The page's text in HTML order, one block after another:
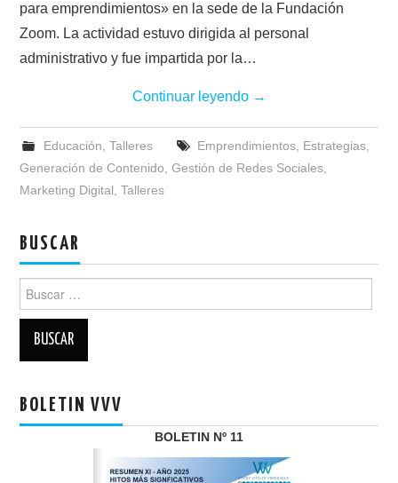
para emprendimientos» en la sede de la Fundación
Zoom. La actividad estuvo dirigida al personal
administrativo y fue impartida por la…
Continuar leyendo →
Educación Talleres Emprendimientos, Estrategias,
Generación de Contenido ,Gestión de Redes Sociales
Marketing Digital ,Talleres
BUSCAR
BOLETIN VVV
BOLETIN Nº 11